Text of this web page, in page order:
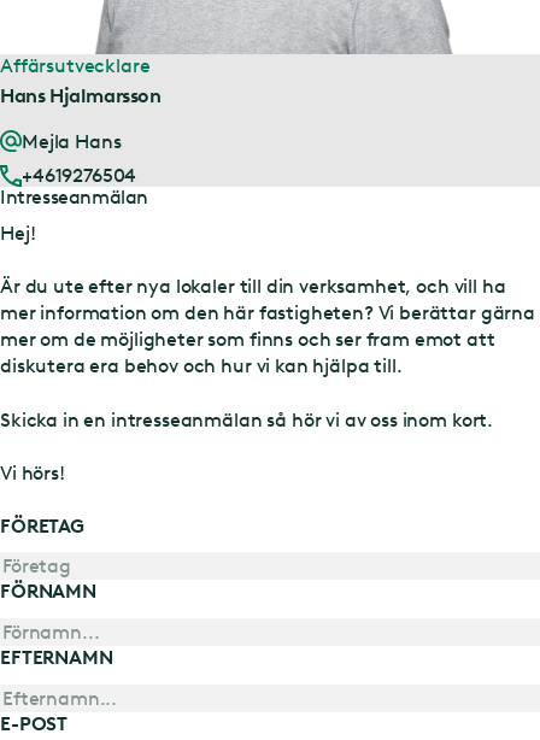
Affärsutvecklare
Hans Hjalmarsson
Mejla Hans
+4619276504
Intresseanmälan
Hej!
Är du ute efter nya lokaler till din verksamhet, och vill ha
mer information om den här fastigheten? Vi berättar gärna
mer om de möjligheter som finns och ser fram emot att
diskutera era behov och hur vi kan hjälpa till.
Skicka in en intresseanmälan så hör vi av oss inom kort.
Vi hörs!
FÖRETAG
FÖRNAMN
EFTERNAMN
E-POST